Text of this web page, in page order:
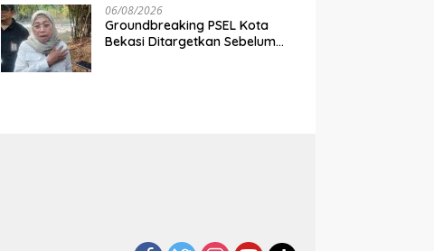
06/08/2026
Groundbreaking PSEL Kota
Bekasi Ditargetkan Sebelum